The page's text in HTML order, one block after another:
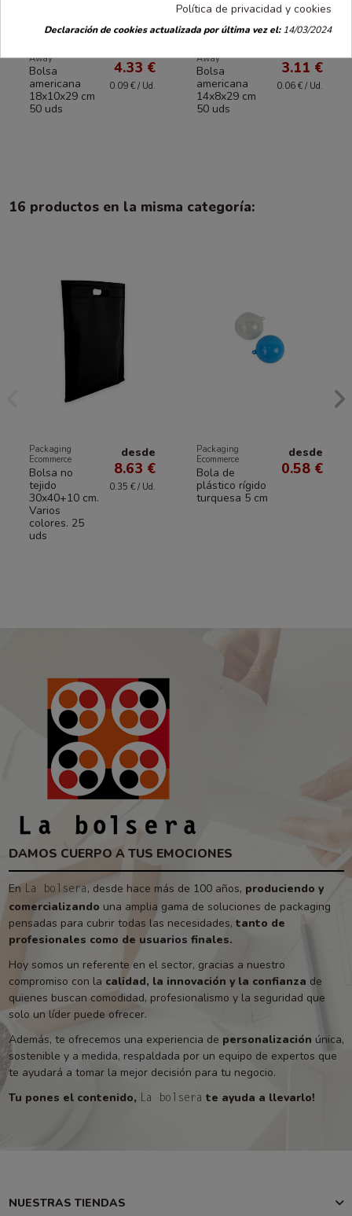
Away
Bolsa
americana
18x10x29 cm
50 uds
4.33 €
0.09 € / Ud.
Away
Bolsa
americana
14x8x29 cm
50 uds
3.11 €
0.06 € / Ud.
16 productos en la misma categoría:
Packaging
Ecommerce
Bolsa no
tejido
30x40+10 cm.
Varios
colores. 25
uds
desde
8.63 €
0.35 € / Ud.
Packaging
Ecommerce
Bola de
plástico rígido
turquesa 5 cm
desde
0.58 €
DAMOS CUERPO A TUS EMOCIONES
En La bolsera , desde hace más de 100 años, produciendo y
comercializando una amplia gama de soluciones de packaging
pensadas para cubrir todas las necesidades, tanto de
profesionales como de usuarios finales.
Hoy somos un referente en el sector, gracias a nuestro
compromiso con la calidad, la innovación y la confianza de
quienes buscan comodidad, profesionalismo y la seguridad que
solo un líder puede ofrecer.
Además, te ofrecemos una experiencia de personalización única,
sostenible y a medida, respaldada por un equipo de expertos que
te ayudará a tomar la mejor decisión para tu negocio.
Tu pones el contenido, La bolsera te ayuda a llevarlo!
NUESTRAS TIENDAS
Política de privacidad y cookies
Declaración de cookies actualizada por última vez el:14/03/2024